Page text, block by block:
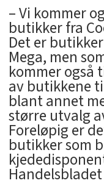
– Vi kommer
butikker fra
Det er
Mega, men
kommer også
av butikkene
blant annet
større utvalg
Foreløpig er
butikker som
Handelsbladet